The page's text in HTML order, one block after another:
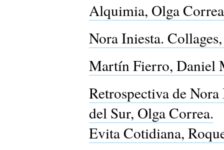
Alquimia, Olga Correa
Nora Iniesta.
Martín Fierro, Daniel
Retrospectiva de
del Sur, Olga Correa.
Evita Cotidiana,